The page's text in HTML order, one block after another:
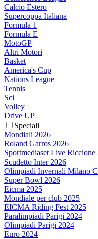
Calcio Estero
Supercoppa Italiana
Formula 1
Formula E
MotoGP
Altri Motori
Basket
America's Cup
Nations League
Tennis
Sci
Volley
Drive UP
Speciali
Mondiali 2026
Roland Garros 2026
Sportmediaset Live Riccione
Scudetto Inter 2026
Olimpiadi Invernali Milano
Super Bowl 2026
Eicma 2025
Mondiale per club 2025
EICMA Riding Fest 2025
Paralimpiadi Parigi 2024
Olimpiadi Parigi 2024
Euro 2024